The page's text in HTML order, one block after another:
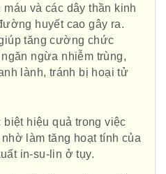
và các dây thần kinh
huyết cao gây ra.
tăng cường chức
ngừa nhiễm trùng,
lành, tránh bị hoại tử
hiệu quả trong việc
làm tăng hoạt tính của
in-su-lin ở tụy.